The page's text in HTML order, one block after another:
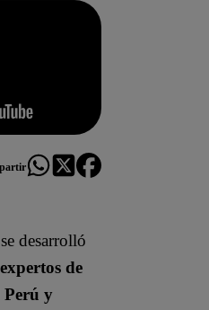
desarrolló
expertos de
Perú y